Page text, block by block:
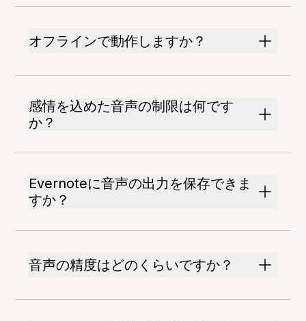
オフラインで動作しますか？
感情を込めた音声の制限は何です
か？
Evernoteに音声の出力を保存できま
すか？
音声の精度はどのくらいですか？